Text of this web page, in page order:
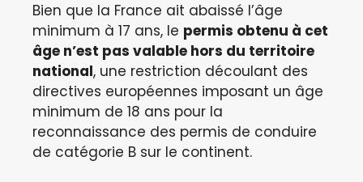
Bien que la France ait abaissé l’âge
minimum à 17 ans, le permis obtenu à cet
âge n’est pas valable hors du territoire
national, une restriction découlant des
directives européennes imposant un âge
minimum de 18 ans pour la
reconnaissance des permis de conduire
de catégorie B sur le continent.